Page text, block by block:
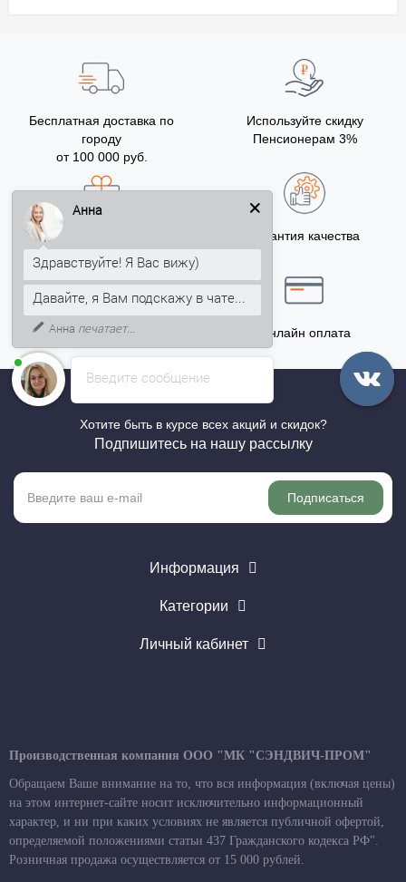
Бесплатная доставка по
городу
от 100 000 руб.
Используйте скидку
Пенсионерам 3%
Бонусы за покупку
5% на Ваш счет
Гарантия качества
Точный расчёт Онлайн оплата
Хотите быть в курсе всех акций и скидок?
Подпишитесь на нашу рассылку
Подписаться
Информация
Категории
Личный кабинет
Производственная компания ООО "МК "СЭНДВИЧ-ПРОМ"
Обращаем Ваше внимание на то, что вся информация (включая цены)
на этом интернет-сайте носит исключительно информационный
характер, и ни при каких условиях не является публичной офертой,
определяемой положениями статьи 437 Гражданского кодекса РФ".
Розничная продажа осуществляется от 15 000 рублей.
Введите сообщение
Анна
Здравствуйте! Я Вас вижу)
Давайте, я Вам подскажу в чате...
Анна печатает...